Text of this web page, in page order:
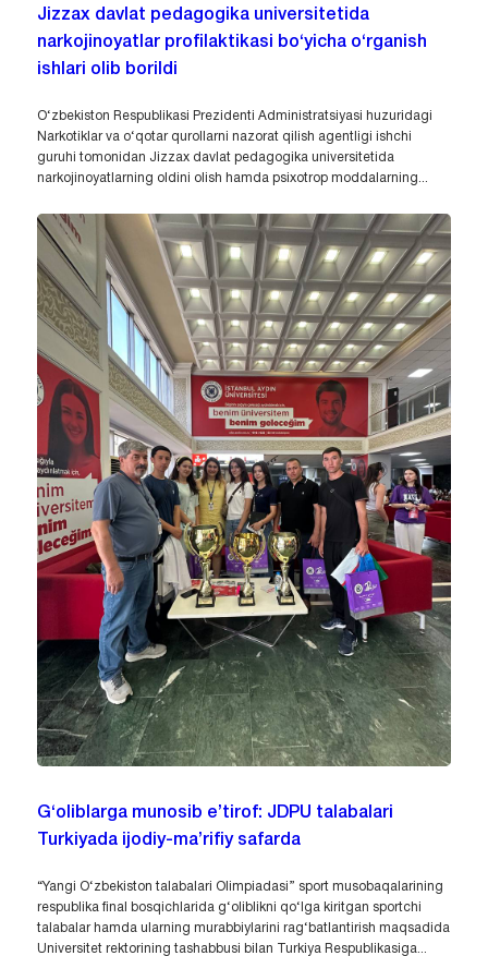
Jizzax davlat pedagogika universitetida
narkojinoyatlar profilaktikasi bo‘yicha o‘rganish
ishlari olib borildi
O‘zbekiston Respublikasi Prezidenti Administratsiyasi huzuridagi
Narkotiklar va o‘qotar qurollarni nazorat qilish agentligi ishchi
guruhi tomonidan Jizzax davlat pedagogika universitetida
narkojinoyatlarning oldini olish hamda psixotrop moddalarning...
G‘oliblarga munosib e’tirof: JDPU talabalari
Turkiyada ijodiy-ma’rifiy safarda
“Yangi O‘zbekiston talabalari Olimpiadasi” sport musobaqalarining
respublika final bosqichlarida g‘oliblikni qo‘lga kiritgan sportchi
talabalar hamda ularning murabbiylarini rag‘batlantirish maqsadida
Universitet rektorining tashabbusi bilan Turkiya Respublikasiga...